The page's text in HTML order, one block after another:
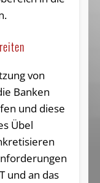
von
Banken
und diese
Übel
und an das